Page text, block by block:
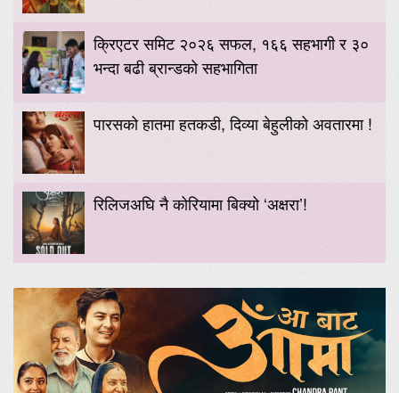
क्रिएटर समिट २०२६ सफल, १६६ सहभागी र ३०
भन्दा बढी ब्रान्डको सहभागिता
पारसको हातमा हतकडी, दिव्या बेहुलीको अवतारमा !
रिलिजअघि नै कोरियामा बिक्यो ‘अक्षरा’!